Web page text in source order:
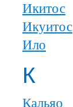
Икитос
Икуитос
Ило
К
Кальяо